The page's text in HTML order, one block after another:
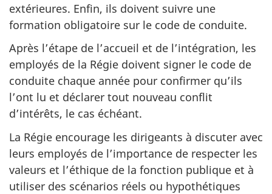
extérieures. Enfin, ils doivent suivre une
formation obligatoire sur le code de conduite.
Après l’étape de l’accueil et de l’intégration, les
employés de la Régie doivent signer le code de
conduite chaque année pour confirmer qu’ils
l’ont lu et déclarer tout nouveau conflit
d’intérêts, le cas échéant.
La Régie encourage les dirigeants à discuter avec
leurs employés de l’importance de respecter les
valeurs et l’éthique de la fonction publique et à
utiliser des scénarios réels ou hypothétiques